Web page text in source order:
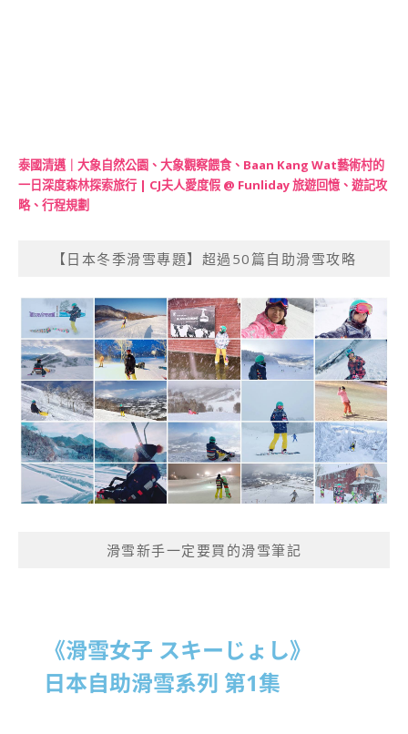
泰國清邁｜大象自然公園、大象觀察餵食、Baan Kang Wat藝術村的
一日深度森林探索旅行 | CJ夫人愛度假 @ Funliday 旅遊回憶、遊記攻
略、行程規劃
【日本冬季滑雪專題】超過50篇自助滑雪攻略
滑雪新手一定要買的滑雪筆記